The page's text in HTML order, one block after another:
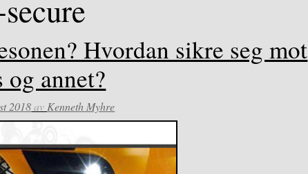
Hvordan sikre seg mot
annet?
2018av Kenneth Myhre